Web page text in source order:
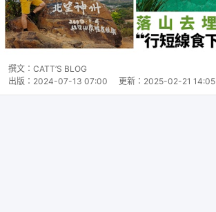
撰文： CATT’S BLOG
出版： 2024-07-13 07:00 更新： 2025-02-21 14:05